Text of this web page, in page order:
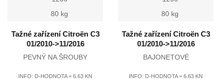
80 kg
Tažné zařízení Citroën C3
01/2010->11/2016
PEVNÝ NA ŠROUBY
INFO: D-HODNOTA = 6.63 KN
80 kg
Tažné zařízení Citroën C3
01/2010->11/2016
BAJONETOVÉ
INFO: D-HODNOTA = 6.63 KN